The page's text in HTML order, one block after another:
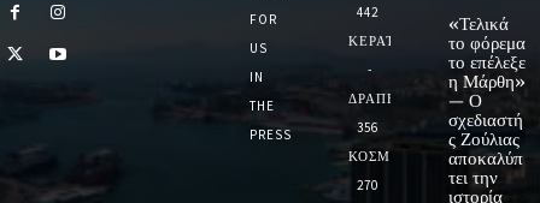
FOR
US
IN
THE
PRESS
442
ΚΕΡΑΤΣΙΝΙ
-
ΔΡΑΠΕΤΣΩΝΑ
356
ΚΟΣΜΟΣ
270
«Τελικά
το φόρεμα
το επέλεξε
η Μάρθη»
— Ο
σχεδιαστή
ς Ζούλιας
αποκαλύπ
τει την
ιστορία